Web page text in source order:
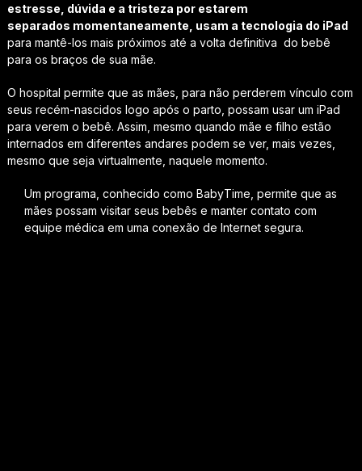
estresse, dúvida e a tristeza por estarem
separados momentaneamente, usam a tecnologia do iPad
para mantê-los mais próximos até a volta definitiva do bebê
para os braços de sua mãe.
O hospital permite que as mães, para não perderem vínculo com
seus recém-nascidos logo após o parto, possam usar um iPad
para verem o bebê. Assim, mesmo quando mãe e filho estão
internados em diferentes andares podem se ver, mais vezes,
mesmo que seja virtualmente, naquele momento.
Um programa, conhecido como BabyTime, permite que as
mães possam visitar seus bebês e manter contato com
equipe médica em uma conexão de Internet segura.